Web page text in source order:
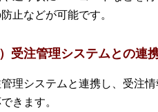
止などが可能です。
）受注管理システムとの連
理システムと連携し、受注
きます。